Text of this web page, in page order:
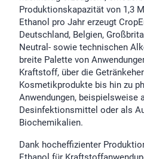
Produktionskapazität von 1,3
Ethanol pro Jahr erzeugt
Deutschland, Belgien,
Neutral- sowie technischen
breite Palette von
Kraftstoff, über die
Kosmetikprodukte bis hin zu
Anwendungen, beispielsweise
Desinfektionsmittel oder als
Biochemikalien.
Dank hocheffizienter